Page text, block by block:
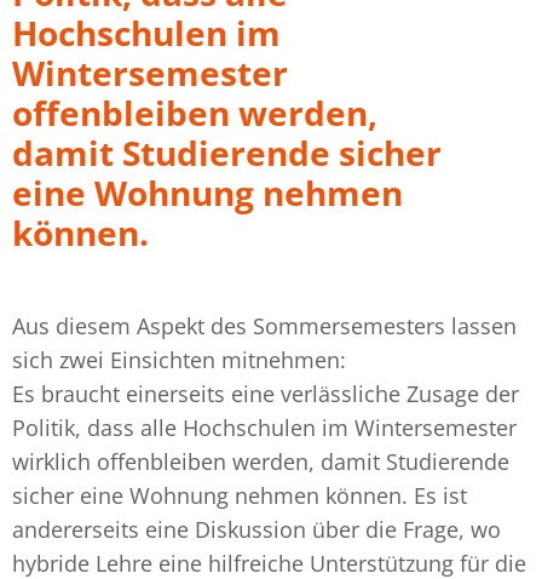
Hochschulen im
Wintersemester
offenbleiben werden,
damit Studierende sicher
eine Wohnung nehmen
können.
Aus diesem Aspekt des Sommersemesters lassen
sich zwei Einsichten mitnehmen:
Es braucht einerseits eine verlässliche Zusage der
Politik, dass alle Hochschulen im Wintersemester
wirklich offenbleiben werden, damit Studierende
sicher eine Wohnung nehmen können. Es ist
andererseits eine Diskussion über die Frage, wo
hybride Lehre eine hilfreiche Unterstützung für die